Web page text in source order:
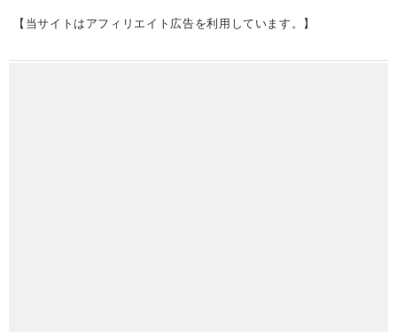
【当サイトはアフィリエイト広告を利用しています。】